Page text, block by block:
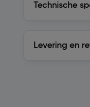
Technische
Levering en